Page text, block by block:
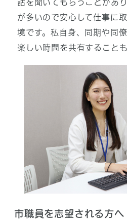
話を聞いてもらうことがあ
が多いので安心して仕事に
境です。私自身、同期や同
楽しい時間を共有することも
市職員を志望される方へ